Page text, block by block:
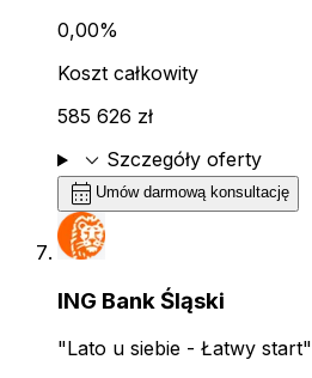
0,00%
Koszt całkowity
585 626 zł
expand_more Szczegóły oferty
calendar_month Umów darmową konsultację
ING Bank Śląski
"Lato u siebie - Łatwy start"